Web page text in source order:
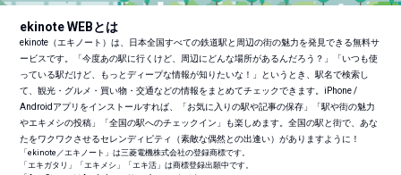
ekinote WEBとは
ekinote（エキノート）は、日本全国すべての鉄道駅と周辺の街の魅力を発見できる無料サ
ービスです。「今度あの駅に行くけど、周辺にどんな場所があるんだろう？」「いつも使
っている駅だけど、もっとディープな情報が知りたいな！」というとき、駅名で検索し
て、観光・グルメ・買い物・交通などの情報をまとめてチェックできます。iPhone /
Androidアプリをインストールすれば、「お気に入りの駅や記事の保存」「駅や街の魅力
やエキメシの投稿」「全国の駅へのチェックイン」も楽しめます。全国の駅と街で、あな
たをワクワクさせるセレンディピティ（素敵な偶然との出逢い）がありますように！
「ekinote／エキノート」は三菱電機株式会社の登録商標です。
「エキガタリ」「エキメシ」「エキ活」は商標登録出願中です。